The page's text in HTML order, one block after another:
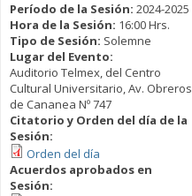
Período de la Sesión: 2024-2025
Hora de la Sesión: 16:00 Hrs.
Tipo de Sesión: Solemne
Lugar del Evento:
Auditorio Telmex, del Centro
Cultural Universitario, Av. Obreros
de Cananea Nº 747
Citatorio y Orden del día de la
Sesión:
Orden del día
Acuerdos aprobados en
Sesión: